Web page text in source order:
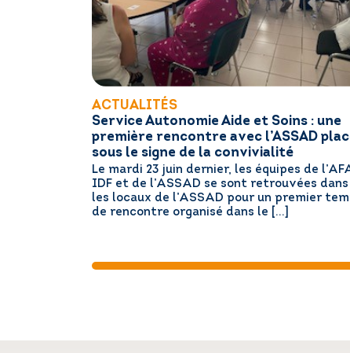
ACTUALITÉS
Service Autonomie Aide et Soins : une
première rencontre avec l’ASSAD
sous le signe de la convivialité
Le mardi 23 juin dernier, les équipes de
IDF et de l’ASSAD se sont retrouvées dans
les locaux de l’ASSAD pour un premier
de rencontre organisé dans le […]